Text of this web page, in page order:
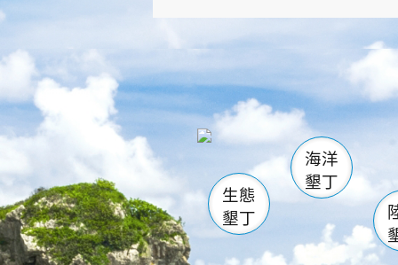
龜山 海生館
恆春
龍鑾潭自
瓊麻館
關山
白砂
生態
墾丁
海洋
墾丁